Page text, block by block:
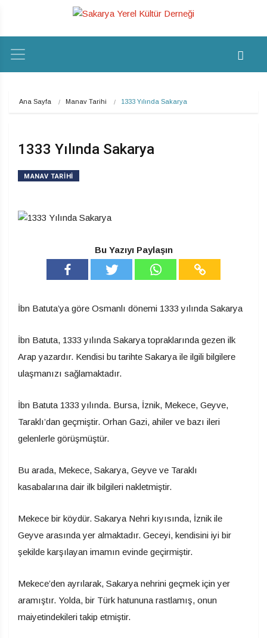
Ana Sayfa Manav Tarihi 1333 Yılında Sakarya
1333 Yılında Sakarya
MANAV TARIHI
Bu Yazıyı Paylaşın
İbn Batuta’ya göre Osmanlı dönemi 1333 yılında Sakarya
İbn Batuta, 1333 yılında Sakarya topraklarında gezen ilk
Arap yazardır. Kendisi bu tarihte Sakarya ile ilgili bilgilere
ulaşmanızı sağlamaktadır.
İbn Batuta 1333 yılında. Bursa, İznik, Mekece, Geyve,
Taraklı’dan geçmiştir. Orhan Gazi, ahiler ve bazı ileri
gelenlerle görüşmüştür.
Bu arada, Mekece, Sakarya, Geyve ve Taraklı
kasabalarına dair ilk bilgileri nakletmiştir.
Mekece bir köydür. Sakarya Nehri kıyısında, İznik ile
Geyve arasında yer almaktadır. Geceyi, kendisini iyi bir
şekilde karşılayan imamın evinde geçirmiştir.
Mekece’den ayrılarak, Sakarya nehrini geçmek için yer
aramıştır. Yolda, bir Türk hatununa rastlamış, onun
maiyetindekileri takip etmiştir.